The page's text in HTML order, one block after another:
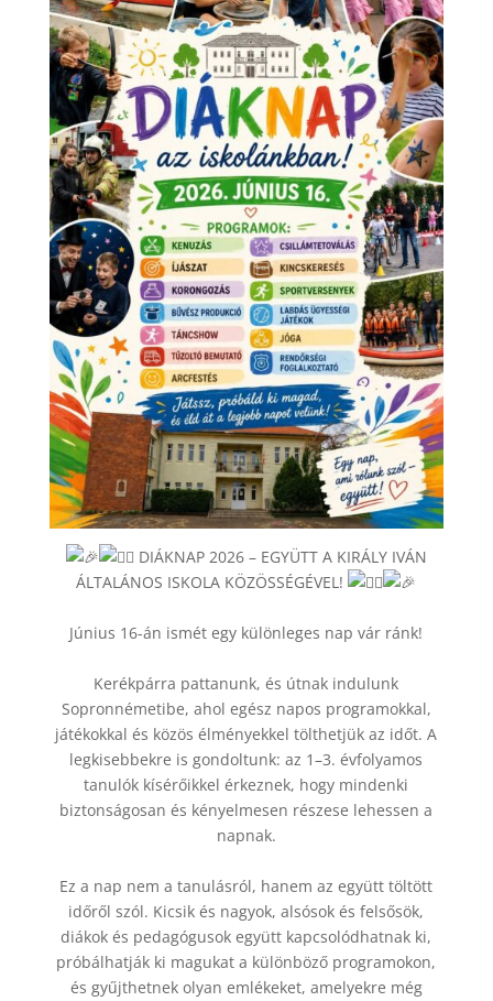
DIÁKNAP 2026 – EGYÜTT A KIRÁLY IVÁN
ÁLTALÁNOS ISKOLA KÖZÖSSÉGÉVEL!
Június 16-án ismét egy különleges nap vár ránk!
Kerékpárra pattanunk, és útnak indulunk
Sopronnémetibe, ahol egész napos programokkal,
játékokkal és közös élményekkel tölthetjük az időt. A
legkisebbekre is gondoltunk: az 1–3. évfolyamos
tanulók kísérőikkel érkeznek, hogy mindenki
biztonságosan és kényelmesen részese lehessen a
napnak.
Ez a nap nem a tanulásról, hanem az együtt töltött
időről szól. Kicsik és nagyok, alsósok és felsősök,
diákok és pedagógusok együtt kapcsolódhatnak ki,
próbálhatják ki magukat a különböző programokon,
és gyűjthetnek olyan emlékeket, amelyekre még